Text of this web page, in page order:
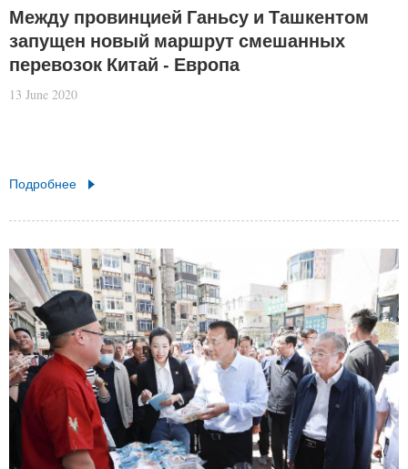
Между провинцией Ганьсу и Ташкентом
запущен новый маршрут смешанных
перевозок Китай - Европа
13 June 2020
Подробнее